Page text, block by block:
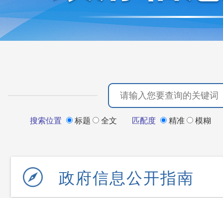
搜索位置 标题 全文 匹配度 精准 模糊
政府信息公开指南